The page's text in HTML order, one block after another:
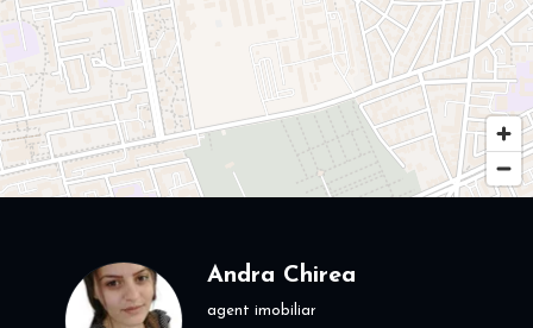
Andra Chirea
agent imobiliar